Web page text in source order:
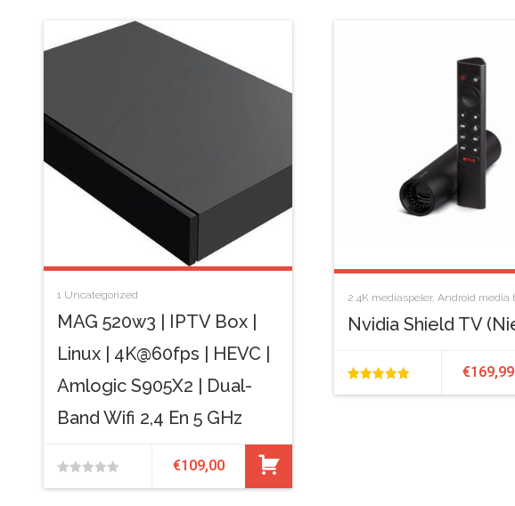
1 Uncategorized
MAG 520w3 | IPTV Box |
Linux | 4K@60fps | HEVC |
Amlogic S905X2 | Dual-
Band Wifi 2,4 En 5 GHz
€109,00
2 4K mediaspeler, Android media
Nvidia Shield TV
€169,99